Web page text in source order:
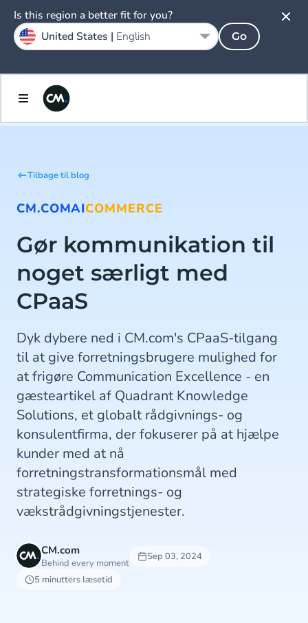
Tilbage til blog
CM.COMAICOMMERCE
Gør kommunikation til
noget særligt med
CPaaS
Dyk dybere ned i CM.com's CPaaS-tilgang
til at give forretningsbrugere mulighed for
at frigøre Communication Excellence - en
gæsteartikel af Quadrant Knowledge
Solutions, et globalt rådgivnings- og
konsulentfirma, der fokuserer på at hjælpe
kunder med at nå
forretningstransformationsmål med
strategiske forretnings- og
vækstrådgivningstjenester.
CM.com
Behind every moment
Sep 03, 2024
5 minutters læsetid
Is this region a better fit for you?
United States | English Go